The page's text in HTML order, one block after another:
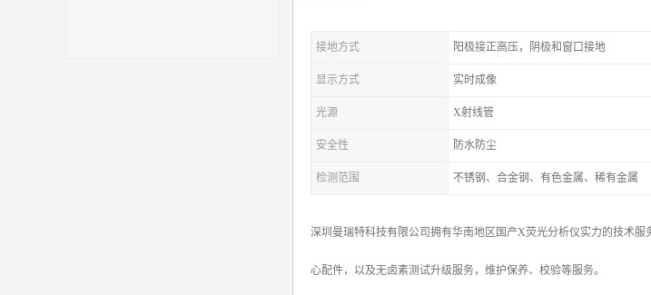
接地方式 阳极接正高压，阴极和窗口接地
显示方式 实时成像
光源 X射线管
安全性 防水防尘
检测范围 不锈钢、合金钢、有色金属、稀有金属
深圳曼瑞特科技有限公司拥有华南地区国产X荧光分析仪实力的技术
心配件，以及无卤素测试升级服务，维护保养、校验等服务。